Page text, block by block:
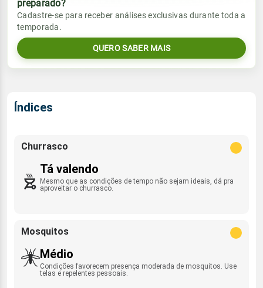
Umidade do ar
51%96%
Rajada de vento
Sol
07:21h às 20:14h
Lua
Chuva
0.4mm
Umidade do ar
Vento
ENE - 10km/h
Rajada de vento
Sol
preparado?
Cadastre-se para receber análises exclusivas durante toda a
temporada.
QUERO SABER MAIS
Índices
Churrasco
Tá valendo
Mesmo que as condições de tempo não sejam ideais, dá pra
aproveitar o churrasco.
Mosquitos
Médio
Condições favorecem presença moderada de mosquitos. Use
telas e repelentes pessoais.